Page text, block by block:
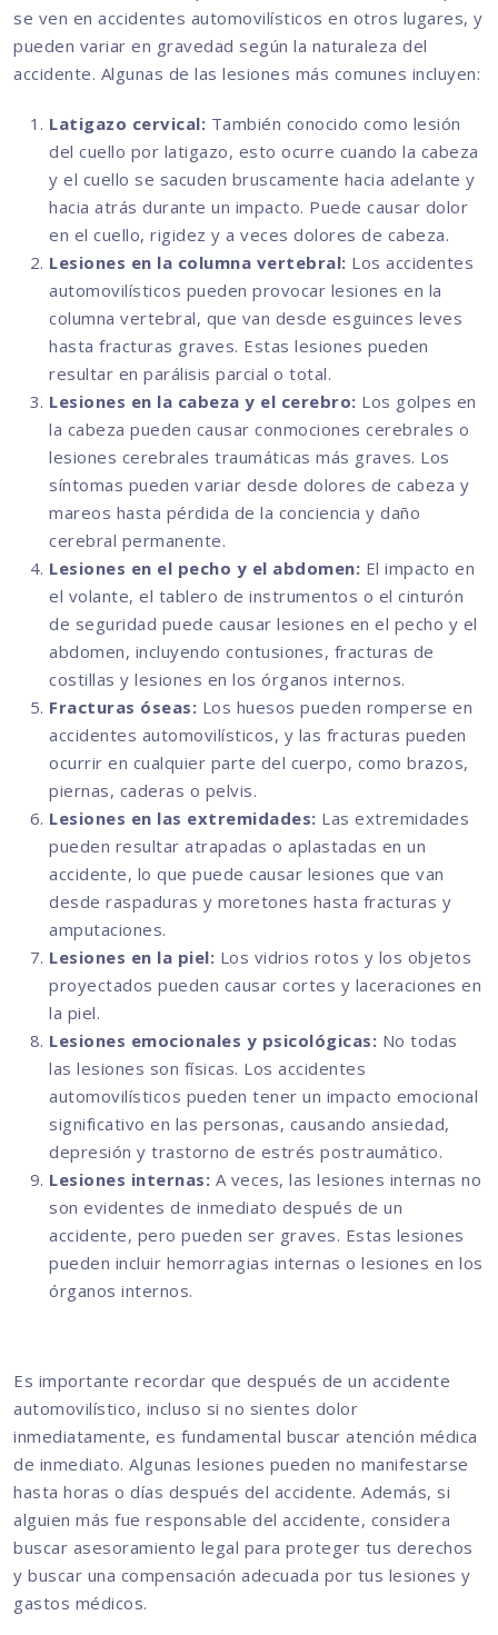
se ven en accidentes automovilísticos en otros lugares, y
pueden variar en gravedad según la naturaleza del
accidente. Algunas de las lesiones más comunes incluyen:
Latigazo cervical: También conocido como lesión
del cuello por latigazo, esto ocurre cuando la cabeza
y el cuello se sacuden bruscamente hacia adelante y
hacia atrás durante un impacto. Puede causar dolor
en el cuello, rigidez y a veces dolores de cabeza.
Lesiones en la columna vertebral: Los accidentes
automovilísticos pueden provocar lesiones en la
columna vertebral, que van desde esguinces leves
hasta fracturas graves. Estas lesiones pueden
resultar en parálisis parcial o total.
Lesiones en la cabeza y el cerebro: Los golpes en
la cabeza pueden causar conmociones cerebrales o
lesiones cerebrales traumáticas más graves. Los
síntomas pueden variar desde dolores de cabeza y
mareos hasta pérdida de la conciencia y daño
cerebral permanente.
Lesiones en el pecho y el abdomen: El impacto en
el volante, el tablero de instrumentos o el cinturón
de seguridad puede causar lesiones en el pecho y el
abdomen, incluyendo contusiones, fracturas de
costillas y lesiones en los órganos internos.
Fracturas óseas: Los huesos pueden romperse en
accidentes automovilísticos, y las fracturas pueden
ocurrir en cualquier parte del cuerpo, como brazos,
piernas, caderas o pelvis.
Lesiones en las extremidades: Las extremidades
pueden resultar atrapadas o aplastadas en un
accidente, lo que puede causar lesiones que van
desde raspaduras y moretones hasta fracturas y
amputaciones.
Lesiones en la piel: Los vidrios rotos y los objetos
proyectados pueden causar cortes y laceraciones en
la piel.
Lesiones emocionales y psicológicas: No todas
las lesiones son físicas. Los accidentes
automovilísticos pueden tener un impacto emocional
significativo en las personas, causando ansiedad,
depresión y trastorno de estrés postraumático.
Lesiones internas: A veces, las lesiones internas no
son evidentes de inmediato después de un
accidente, pero pueden ser graves. Estas lesiones
pueden incluir hemorragias internas o lesiones en los
órganos internos.
Es importante recordar que después de un accidente
automovilístico, incluso si no sientes dolor
inmediatamente, es fundamental buscar atención médica
de inmediato. Algunas lesiones pueden no manifestarse
hasta horas o días después del accidente. Además, si
alguien más fue responsable del accidente, considera
buscar asesoramiento legal para proteger tus derechos
y buscar una compensación adecuada por tus lesiones y
gastos médicos.